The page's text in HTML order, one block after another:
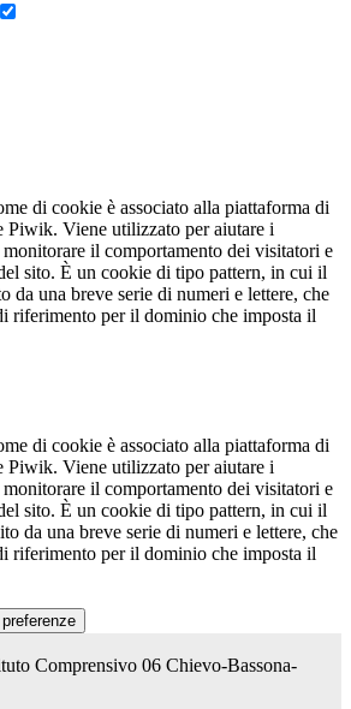
di cookie è associato alla piattaforma di
Piwik. Viene utilizzato per aiutare i
il comportamento dei visitatori e
sito. È un cookie di tipo pattern, in cui il
da una breve serie di numeri e lettere, che
riferimento per il dominio che imposta il
di cookie è associato alla piattaforma di
Piwik. Viene utilizzato per aiutare i
il comportamento dei visitatori e
sito. È un cookie di tipo pattern, in cui il
da una breve serie di numeri e lettere, che
riferimento per il dominio che imposta il
Comprensivo 06 Chievo-Bassona-